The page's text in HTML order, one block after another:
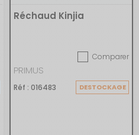
Réchaud Kinjia
Comparer
PRIMUS
Réf : 016483 DESTOCKAGE